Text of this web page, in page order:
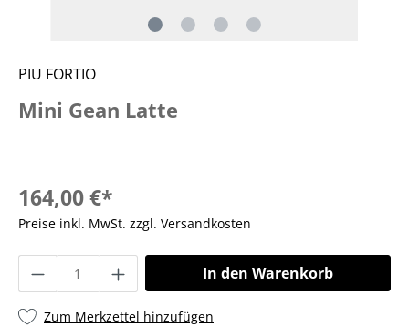
PIU FORTIO
Mini Gean Latte
164,00 €*
Preise inkl. MwSt. zzgl. Versandkosten
In den Warenkorb
Zum Merkzettel hinzufügen